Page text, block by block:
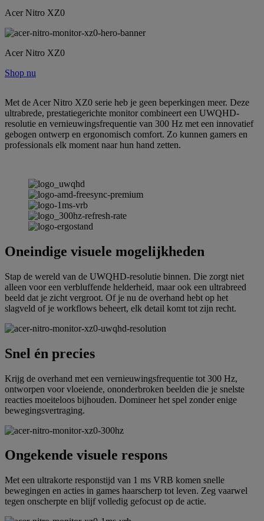
Acer Nitro XZ0
Acer Nitro XZ0
Shop nu
Met de Acer Nitro XZ0 serie heb je geen beperkingen meer. Deze
ultrabrede, prestatiegerichte monitor combineert een UWQHD-
resolutie en vernieuwingsfrequentie van 300 Hz met een innovatief
gebogen ontwerp en ergonomisch comfort. Zo kunnen gamers en
professionals elk moment naar hun hand zetten.
Oneindige visuele mogelijkheden
Stap de wereld van de UWQHD-resolutie binnen. Die zorgt niet
alleen voor een verbluffende helderheid, maar ook een ultrabreed
beeld dat je zicht vergroot. Of je nu de overhand hebt op het
slagveld of je workflows beheert, elk detail komt tot zijn recht.
Snel én precies
Krijg de overhand met een vernieuwingsfrequentie tot 300 Hz,
ontworpen voor vloeiende, ononderbroken beelden die je snelste
reacties moeiteloos bijhouden. Domineer het spel zonder enige
bewegingsvertraging.
Ongekende visuele respons
Met een ultrakorte responstijd van 1 ms VRB komen snelle
bewegingen en acties in games haarscherp tot leven. Zeg vaarwel
tegen onscherpte en blijf volledig gefocust op de actie.